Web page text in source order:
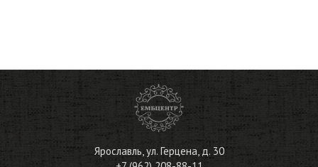
Ярославль,ул. Герцена, д. 30